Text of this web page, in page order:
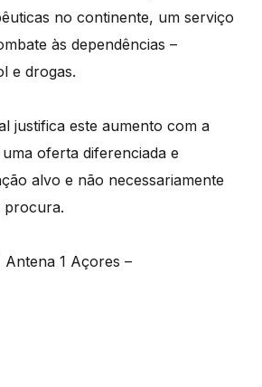
no continente, um serviço
às dependências –
e drogas.
justifica este aumento com a
oferta diferenciada e
alvo e não necessariamente
procura.
Antena 1 Açores –